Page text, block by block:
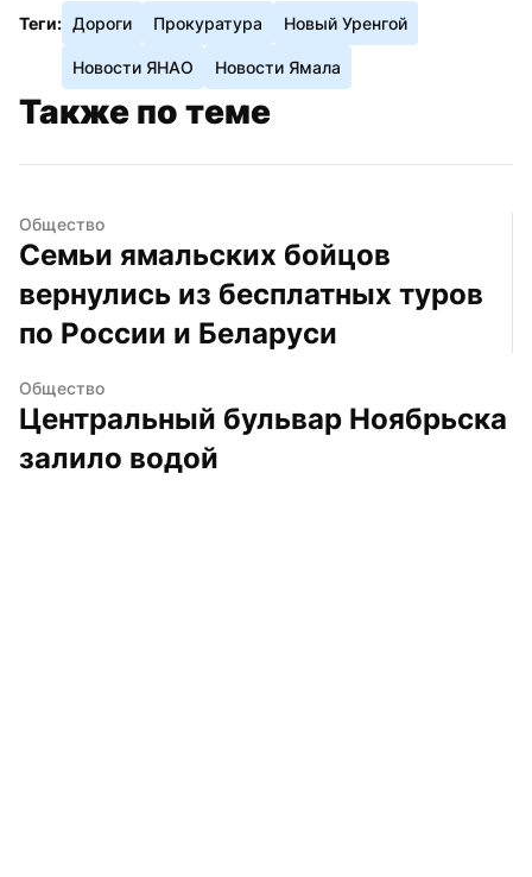
Теги: Дороги Прокуратура Новый Уренгой
Новости ЯНАО Новости Ямала
Также по теме
Общество
Семьи ямальских бойцов
вернулись из бесплатных туров
по России и Беларуси
Общество
Центральный бульвар Ноябрьска
залило водой